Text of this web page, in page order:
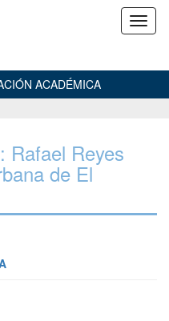
ACADÉMICA
Rafael Reyes
de El